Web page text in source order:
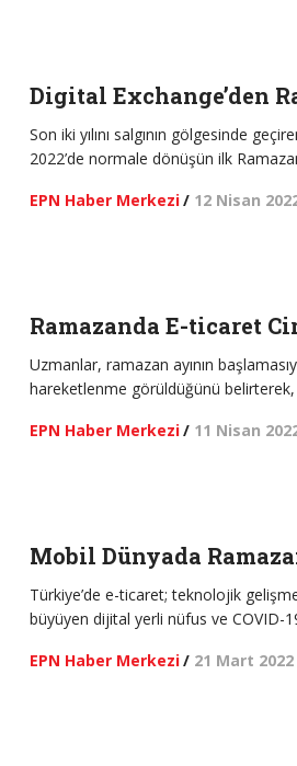
Digital Exchange’den
Son iki yılını salgının gölgesinde
2022’de normale dönüşün ilk
EPN Haber Merkezi/ 12 Nisan
Ramazanda E-ticaret
Uzmanlar, ramazan ayının
hareketlenme görüldüğünü
EPN Haber Merkezi/ 11 Nisan
Mobil Dünyada
Türkiye’de e-ticaret; teknolojik
büyüyen dijital yerli nüfus ve COVID-
EPN Haber Merkezi/ 21 Mart 2022